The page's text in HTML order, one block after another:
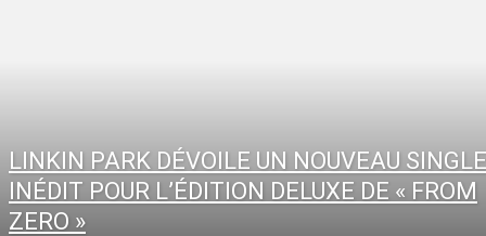
LINKIN PARK DÉVOILE UN NOUVEAU SINGLE
INÉDIT POUR L’ÉDITION DELUXE DE « FROM
ZERO »